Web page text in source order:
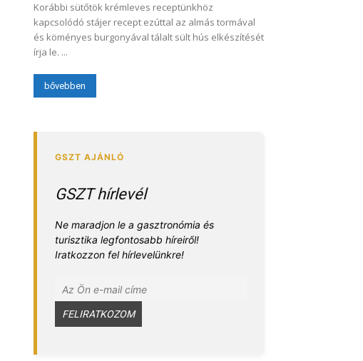
Korábbi sütőtök krémleves receptünkhöz
kapcsolódó stájer recept ezúttal az almás tormával
és köményes burgonyával tálalt sült hús elkészítését
írja le. ...
bővebben
GSZT hírlevél
Ne maradjon le a gasztronómia és
turisztika legfontosabb híreiről!
Iratkozzon fel hírlevelünkre!